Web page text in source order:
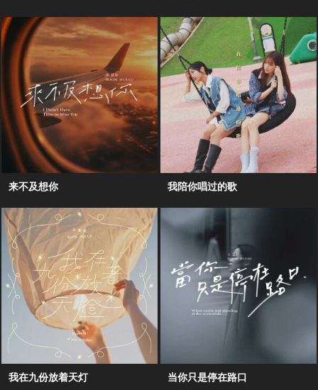
来不及想你 我陪你唱过的歌
我在九份放着天灯 当你只是停在路口